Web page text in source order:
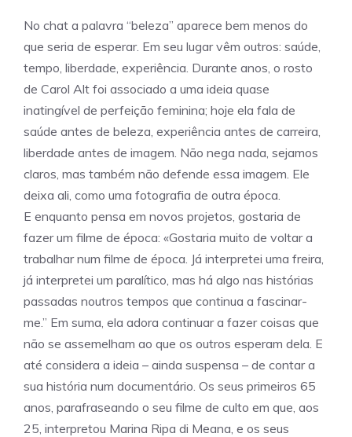
No chat a palavra “beleza” aparece bem menos do
que seria de esperar. Em seu lugar vêm outros: saúde,
tempo, liberdade, experiência. Durante anos, o rosto
de Carol Alt foi associado a uma ideia quase
inatingível de perfeição feminina; hoje ela fala de
saúde antes de beleza, experiência antes de carreira,
liberdade antes de imagem. Não nega nada, sejamos
claros, mas também não defende essa imagem. Ele
deixa ali, como uma fotografia de outra época.
E enquanto pensa em novos projetos, gostaria de
fazer um filme de época: «Gostaria muito de voltar a
trabalhar num filme de época. Já interpretei uma freira,
já interpretei um paralítico, mas há algo nas histórias
passadas noutros tempos que continua a fascinar-
me.” Em suma, ela adora continuar a fazer coisas que
não se assemelham ao que os outros esperam dela. E
até considera a ideia – ainda suspensa – de contar a
sua história num documentário. Os seus primeiros 65
anos, parafraseando o seu filme de culto em que, aos
25, interpretou Marina Ripa di Meana, e os seus